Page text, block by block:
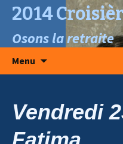
2014
Osons la retraite
Menu
Vendredi